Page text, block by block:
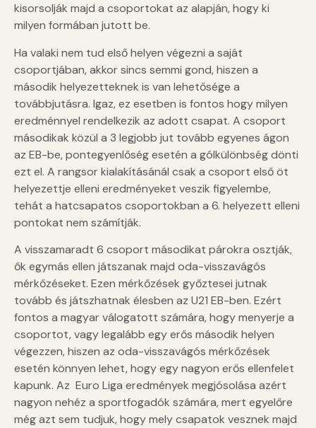
kisorsolják majd a csoportokat az alapján, hogy ki
milyen formában jutott be.
Ha valaki nem tud első helyen végezni a saját
csoportjában, akkor sincs semmi gond, hiszen a
második helyezetteknek is van lehetősége a
továbbjutásra. Igaz, ez esetben is fontos hogy milyen
eredménnyel rendelkezik az adott csapat. A csoport
másodikak közül a 3 legjobb jut tovább egyenes ágon
az EB-be, pontegyenlőség esetén a gólkülönbség dönti
ezt el. A rangsor kialakításánál csak a csoport első öt
helyezettje elleni eredményeket veszik figyelembe,
tehát a hatcsapatos csoportokban a 6. helyezett elleni
pontokat nem számítják.
A visszamaradt 6 csoport másodikat párokra osztják,
ők egymás ellen játszanak majd oda-visszavágós
mérkőzéseket. Ezen mérkőzések győztesei jutnak
tovább és játszhatnak élesben az U21 EB-ben. Ezért
fontos a magyar válogatott számára, hogy menyerje a
csoportot, vagy legalább egy erős második helyen
végezzen, hiszen az oda-visszavágós mérkőzések
esetén könnyen lehet, hogy egy nagyon erős ellenfelet
kapunk. Az Euro Liga eredmények megjósolása azért
nagyon nehéz a sportfogadók számára, mert egyelőre
még azt sem tudjuk, hogy mely csapatok vesznek majd